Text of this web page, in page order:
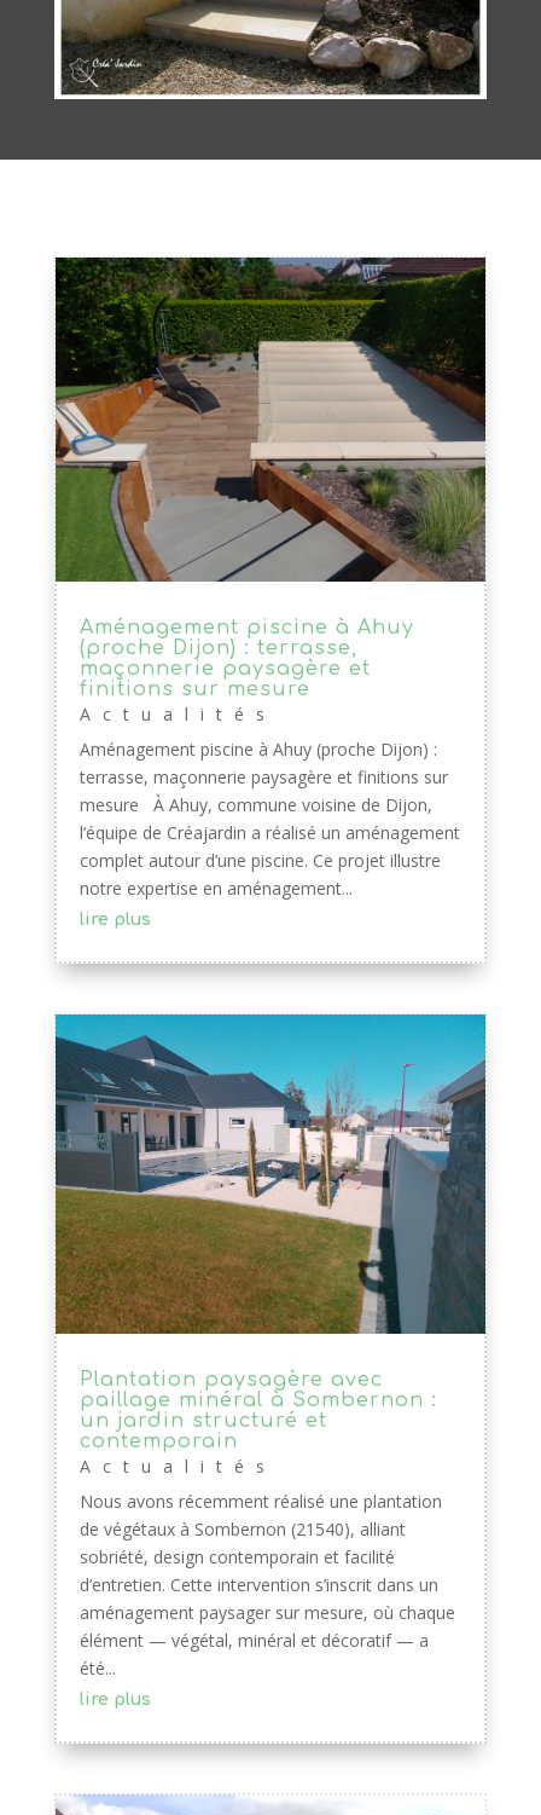
Aménagement piscine à Ahuy
(proche Dijon) : terrasse,
maçonnerie paysagère et
finitions sur mesure
Actualités
Aménagement piscine à Ahuy (proche Dijon) :
terrasse, maçonnerie paysagère et finitions sur
mesure À Ahuy, commune voisine de Dijon,
l’équipe de Créajardin a réalisé un aménagement
complet autour d’une piscine. Ce projet illustre
notre expertise en aménagement...
lire plus
Plantation paysagère avec
paillage minéral à Sombernon :
un jardin structuré et
contemporain
Actualités
Nous avons récemment réalisé une plantation
de végétaux à Sombernon (21540), alliant
sobriété, design contemporain et facilité
d’entretien. Cette intervention s’inscrit dans un
aménagement paysager sur mesure, où chaque
élément — végétal, minéral et décoratif — a
été...
lire plus